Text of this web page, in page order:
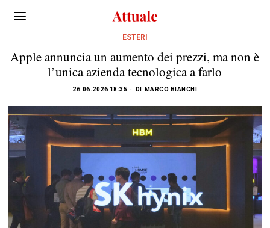
ESTERI
Apple annuncia un aumento dei prezzi, ma non è
l’unica azienda tecnologica a farlo
26.06.2026 18:35 DI MARCO BIANCHI